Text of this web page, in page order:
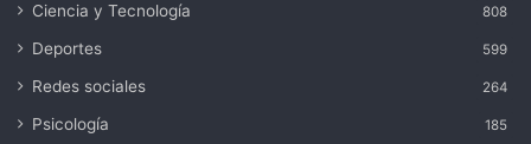
Ciencia y Tecnología 808
Deportes 599
Redes sociales 264
Psicología 185